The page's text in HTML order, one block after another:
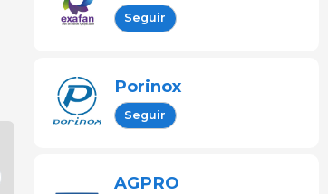
Seguir
Porinox
Seguir
AGPRO